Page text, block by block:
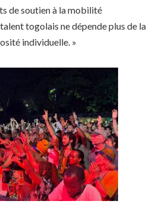
de soutien à la mobilité
togolais ne dépende plus de la
individuelle. »